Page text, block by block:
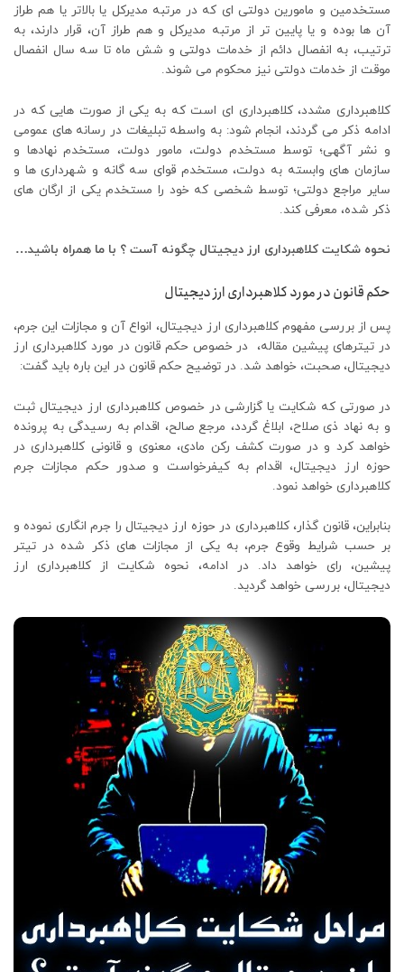
مستخدمین و مامورین دولتی ای که در مرتبه مدیرکل یا بالاتر یا هم‌ طراز
آن ها بوده و یا پایین تر از مرتبه مدیرکل و هم طراز آن، قرار دارند، به
ترتیب، به انفصال دائم از خدمات دولتی و شش ماه تا سه سال انفصال
موقت از خدمات دولتی نیز محکوم می شوند.
کلاهبرداری مشدد، کلاهبرداری ای است که به یکی از صورت هایی که در
ادامه ذکر می گردند، انجام شود: به واسطه تبلیغات در رسانه های عمومی
و نشر آگهی؛ توسط مستخدم دولت، مامور دولت، مستخدم نهادها و
سازمان های وابسته به دولت، مستخدم قوای سه گانه و شهرداری ها و
سایر مراجع دولتی؛ توسط شخصی که خود را مستخدم یکی از ارگان های
ذکر شده، معرفی کند.
نحوه شکایت کلاهبرداری ارز دیجیتال چگونه آست ؟ با ما همراه باشید…
حکم قانون در مورد کلاهبرداری ارز دیجیتال
پس از بررسی مفهوم کلاهبرداری ارز دیجیتال، انواع آن و مجازات این جرم،
در تیترهای پیشین مقاله، در خصوص حکم قانون در مورد کلاهبرداری ارز
دیجیتال، صحبت، خواهد شد. در توضیح حکم قانون در این باره باید گفت:
در صورتی که شکایت یا گزارشی در خصوص کلاهبرداری ارز دیجیتال ثبت
و به نهاد ذی صلاح، ابلاغ گردد، مرجع صالح، اقدام به رسیدگی به پرونده
خواهد کرد و در صورت کشف رکن مادی، معنوی و قانونی کلاهبرداری در
حوزه ارز دیجیتال، اقدام به کیفرخواست و صدور حکم مجازات جرم
کلاهبرداری خواهد نمود.
بنابراین، قانون گذار، کلاهبرداری در حوزه ارز دیجیتال را جرم انگاری نموده و
بر حسب شرایط وقوع جرم، به یکی از مجازات های ذکر شده در تیتر
پیشین، رای خواهد داد. در ادامه، نحوه شکایت از کلاهبرداری ارز
دیجیتال، بررسی خواهد گردید.